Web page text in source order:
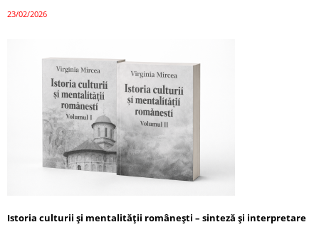
23/02/2026
Istoria culturii și mentalității românești – sinteză și interpretare